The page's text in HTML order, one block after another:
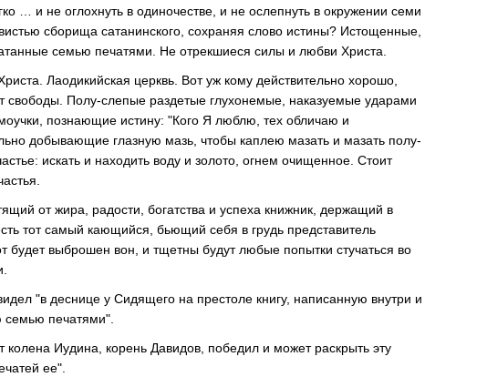
… и не оглохнуть в одиночестве, и не ослепнуть в окружении семи
сборищa сатанинскогo, сохраняя слово истины? Истощенныe,
семью печатями. Нe отрекшиeся силы и любви Христa.
Лаодикийскaя церквь. Вот уж кому действительно хорошо,
свободы. Полу-слепые раздетые глухонемые, наказуемые ударами
познающие истину: "Кого Я люблю, тех обличаю и
добывающие глазную мазь, чтобы каплею мазать и мазать полу-
искать и находить воду и золото, огнем очищенное. Cтоит
от жира, радости, богатства и успеха книжник, держащий в
тот самый кающийся, бьющий себя в грудь представитель
будет выброшен вон, и тщетны будут любые попытки стучатьcя вo
"в деснице у Сидящего на престоле книгу, написанную внутри и
семью печатями".
колена Иудина, корень Давидов, победил и может раскрыть эту
ее".